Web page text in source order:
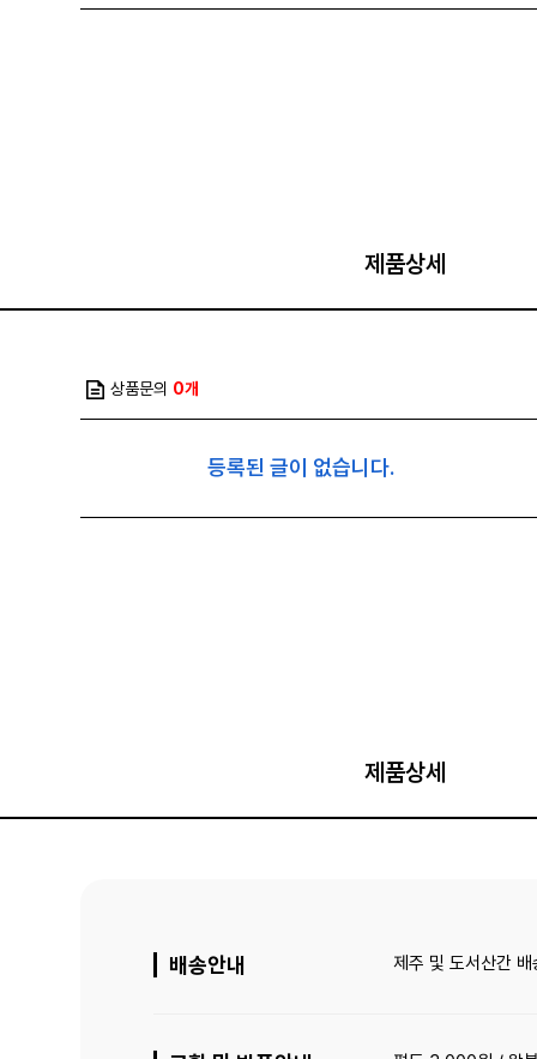
제품상세
상품문의 0개
등록된 글이 없습니다.
제품상세
배송안내 제주 및 도서산간 배